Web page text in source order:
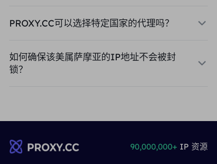
PROXY.CC可以选择特定国家的代理吗？
如何确保该美属萨摩亚的IP地址不会被封
锁？
90,000,000+ IP 资源